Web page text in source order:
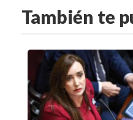
También te